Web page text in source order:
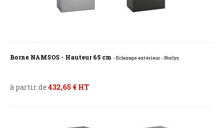
Borne NAMSOS - Hauteur 65 cm - Eclairage extérieur - Norlys
à partir de 432,65 € HT